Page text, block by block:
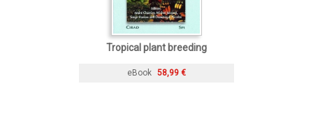
Tropical plant breeding
eBook 58,99 €